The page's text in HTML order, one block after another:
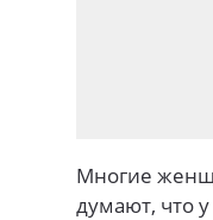
Многие
думают, что